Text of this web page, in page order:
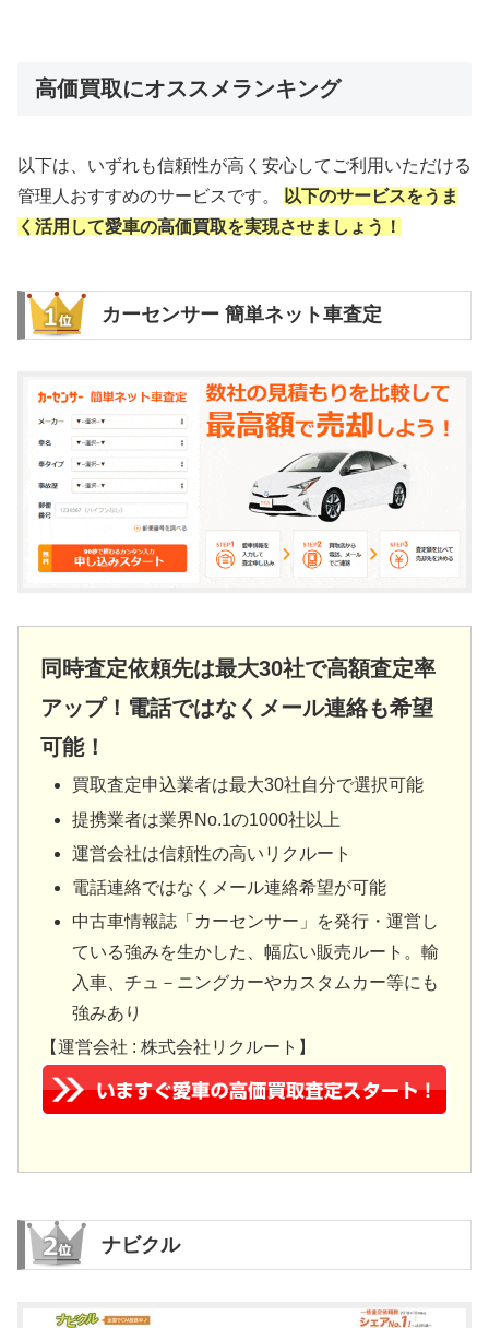
高価買取にオススメランキング
以下は、いずれも信頼性が高く安心してご利用いただける
管理人おすすめのサービスです。 以下のサービスをうま
く活用して愛車の高価買取を実現させましょう！
カーセンサー 簡単ネット車査定
同時査定依頼先は最大30社で高額査定率
アップ！電話ではなくメール連絡も希望
可能！
買取査定申込業者は最大30社自分で選択可能
提携業者は業界No.1の1000社以上
運営会社は信頼性の高いリクルート
電話連絡ではなくメール連絡希望が可能
中古車情報誌「カーセンサー」を発行・運営し
ている強みを生かした、幅広い販売ルート。輸
入車、チュ－ニングカーやカスタムカー等にも
強みあり
【運営会社 : 株式会社リクルート】
ナビクル